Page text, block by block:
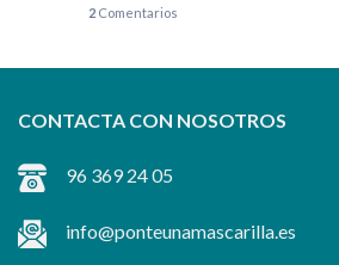
2 Comentarios
CONTACTA CON NOSOTROS
96 369 24 05
info@ponteunamascarilla.es